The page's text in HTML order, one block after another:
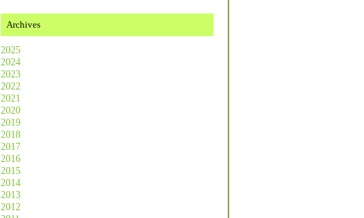
Archives
2025
2024
2023
2022
2021
2020
2019
2018
2017
2016
2015
2014
2013
2012